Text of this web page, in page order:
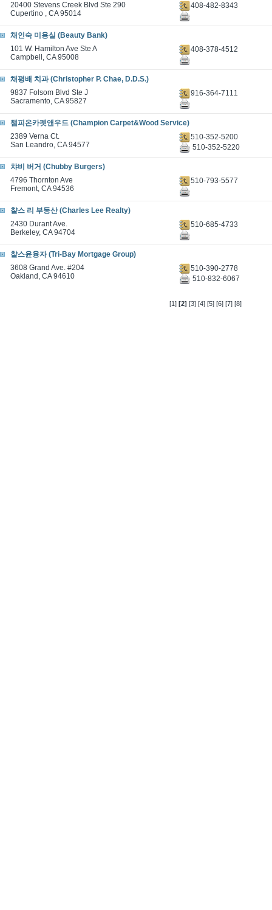
20400 Stevens Creek Blvd Ste 290
Cupertino , CA 95014
408-482-8343
채인숙 미용실 (Beauty Bank)
101 W. Hamilton Ave Ste A
Campbell, CA 95008
408-378-4512
채평배 치과 (Christopher P. Chae, D.D.S.)
9837 Folsom Blvd Ste J
Sacramento, CA 95827
916-364-7111
챔피온카펫앤우드 (Champion Carpet&Wood Service)
2389 Verna Ct.
San Leandro, CA 94577
510-352-5200
510-352-5220
챠비 버거 (Chubby Burgers)
4796 Thornton Ave
Fremont, CA 94536
510-793-5577
챨스 리 부동산 (Charles Lee Realty)
2430 Durant Ave.
Berkeley, CA 94704
510-685-4733
챨스윤융자 (Tri-Bay Mortgage Group)
3608 Grand Ave. #204
Oakland, CA 94610
510-390-2778
510-832-6067
[1] [2] [3] [4] [5] [6] [7] [8]